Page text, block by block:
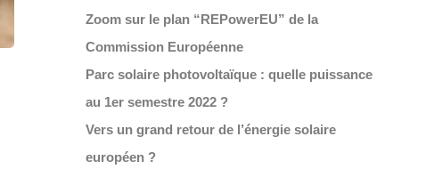
Zoom sur le plan “REPowerEU” de la
Commission Européenne
Parc solaire photovoltaïque : quelle puissance
au 1er semestre 2022 ?
Vers un grand retour de l’énergie solaire
européen ?